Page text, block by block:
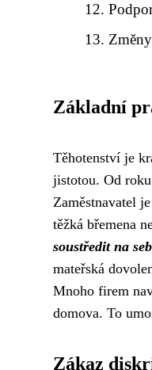
Základní
Těhotenství je
jistotou. Od
Zaměstnavatel
těžká břemena
soustředit na
mateřská
Mnoho firem
domova. To
Zákaz